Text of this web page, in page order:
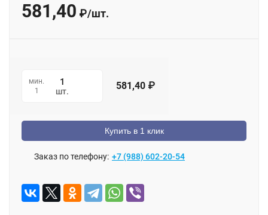
581,40 ₽/шт.
мин.
1
шт. 581,40 ₽
Купить в 1 клик
Заказ по телефону: +7 (988) 602-20-54